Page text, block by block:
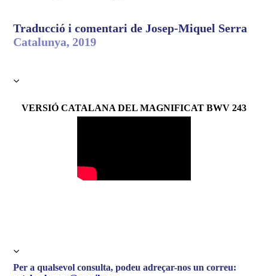
Traducció i comentaride Josep-Miquel Serra
Catalunya, 2019
VERSIÓ CATALANA DEL MAGNIFICAT BWV 243
Per a qualsevol consulta, podeu adreçar-nos un correu: